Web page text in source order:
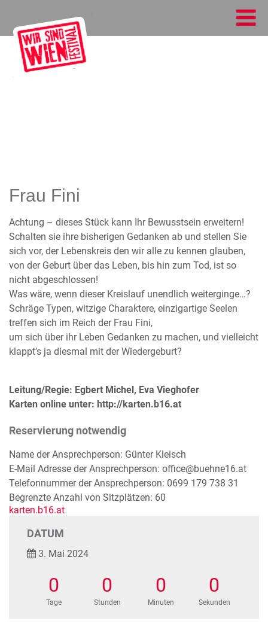
Frau Fini
Achtung – dieses Stück kann Ihr Bewusstsein erweitern!
Schalten sie ihre bisherigen Gedanken ab und stellen Sie
sich vor, der Lebenskreis den wir alle zu kennen glauben,
von der Geburt über das Leben, bis hin zum Tod, ist so
nicht abgeschlossen!
Was wäre, wenn dieser Kreislauf unendlich weiterginge…?
Schräge Typen, witzige Charaktere, einzigartige Seelen
treffen sich im Reich der Frau Fini,
um sich über ihr Leben Gedanken zu machen, und vielleicht
klappt’s ja diesmal mit der Wiedergeburt?
Leitung/Regie: Egbert Michel, Eva Vieghofer
Karten online unter: http://karten.b16.at
Reservierung notwendig
Name der Ansprechperson: Günter Kleisch
E-Mail Adresse der Ansprechperson: office@buehne16.at
Telefonnummer der Ansprechperson: 0699 179 738 31
Begrenzte Anzahl von Sitzplätzen: 60
karten.b16.at
DATUM
3. Mai 2024
0
Tage
0
Stunden
0
Minuten
0
Sekunden